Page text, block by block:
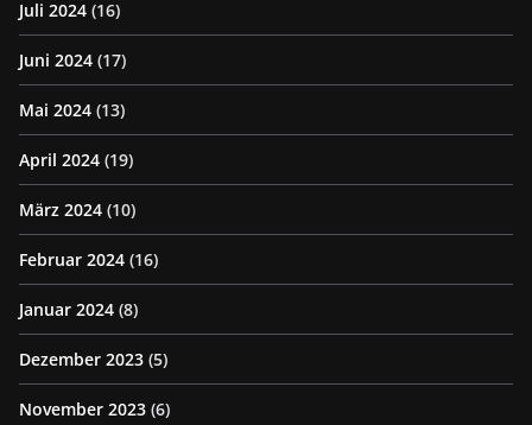
Juli 2024 (16)
Juni 2024 (17)
Mai 2024 (13)
April 2024 (19)
März 2024 (10)
Februar 2024 (16)
Januar 2024 (8)
Dezember 2023 (5)
November 2023 (6)